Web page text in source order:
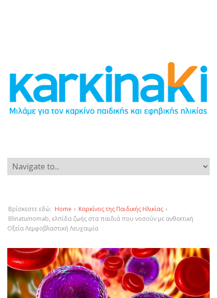
Βρίσκεστε εδώ: Home › Καρκίνος της Παιδικής Ηλικίας ›
Blinatumomab, ελπίδα ζωής στα παιδιά που νοσούν με ανθεκτική
Οξεία Λεμφοβλαστική Λευχαιμία